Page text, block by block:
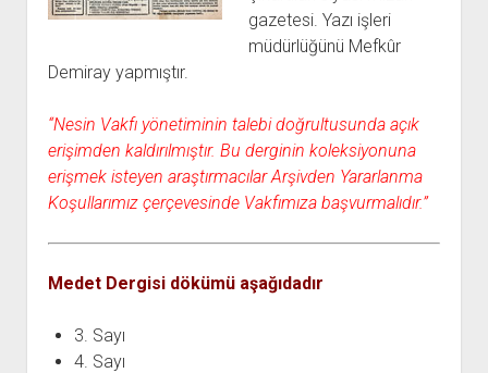
BARIŞ HAREKETLERİ ARŞİV FONU
DAVA DOSYALARI ARŞİV FONU
GÖRSEL-İŞİTSEL ARŞİV FONU
SOL HAREKETLER KİTAPLIĞI
EMEK HAREKETİ KİTAPLIĞI
BARIŞ HAREKETİ KİTAPLIĞI
KADIN HAREKETİ KİTAPLIĞI
ÖĞRETMEN HAREKETİ KİTAPLIĞI
ANTİKOMÜNİZM KİTAPLIĞI
AYDINLIK KÜLLİYATI KİTAPLIĞI
NÂZIM HİKMET KİTAPLIĞI
ÜYE BAŞVURU FORMU
ARŞİVLERDEN YARARLANMA FORMU
KİTAP ABONE FORMU
İLETİŞİM
açılır
menüyü
aç
İLETİŞİM BİLGİLERİ
BANKA HESAPLARIMIZ
gazetesi. Yazı işleri
müdürlüğünü Mefkûr
Demiray yapmıştır.
“Nesin Vakfı yönetiminin talebi doğrultusunda açık
erişimden kaldırılmıştır. Bu derginin koleksiyonuna
erişmek isteyen araştırmacılar Arşivden Yararlanma
Koşullarımız çerçevesinde Vakfımıza başvurmalıdır.”
Medet Dergisi dökümü aşağıdadır
3. Sayı
4. Sayı